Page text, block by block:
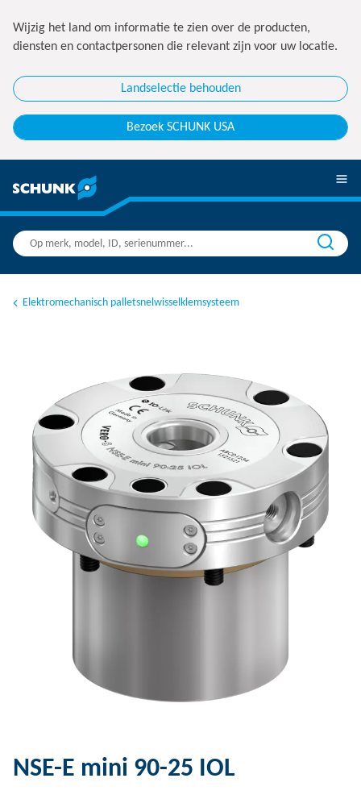
Wijzig het land om informatie te zien over de producten,
diensten en contactpersonen die relevant zijn voor uw locatie.
Landselectie behouden
Bezoek SCHUNK USA
Elektromechanisch palletsnelwisselklemsysteem
NSE-E mini 90-25 IOL